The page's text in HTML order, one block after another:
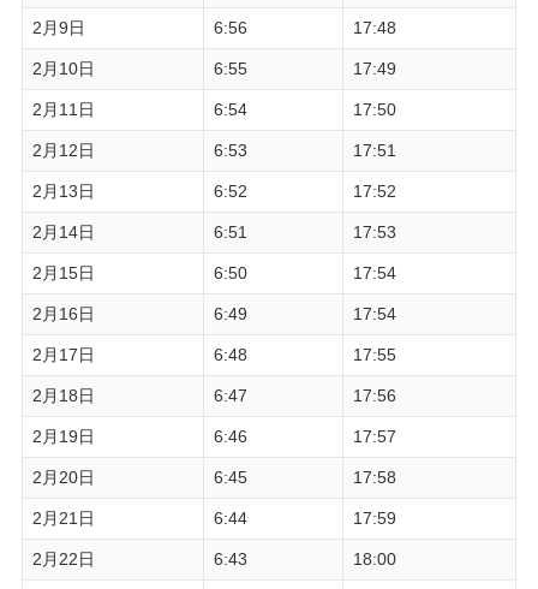
2月9日 6:56 17:48
2月10日 6:55 17:49
2月11日 6:54 17:50
2月12日 6:53 17:51
2月13日 6:52 17:52
2月14日 6:51 17:53
2月15日 6:50 17:54
2月16日 6:49 17:54
2月17日 6:48 17:55
2月18日 6:47 17:56
2月19日 6:46 17:57
2月20日 6:45 17:58
2月21日 6:44 17:59
2月22日 6:43 18:00